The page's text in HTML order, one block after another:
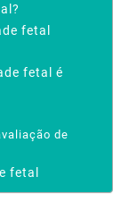
fetal
fetal é
de
fetal